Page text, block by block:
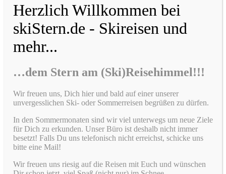
Herzlich Willkommen bei
skiStern.de - Skireisen und
mehr...
…dem Stern am (Ski)Reisehimmel!!!
Wir freuen uns, Dich hier und bald auf einer unserer
unvergesslichen Ski- oder Sommerreisen begrüßen zu dürfen.
In den Sommermonaten sind wir viel unterwegs um neue Ziele
für Dich zu erkunden. Unser Büro ist deshalb nicht immer
besetzt! Falls Du uns telefonisch nicht erreichst, schicke uns
bitte eine Mail!
Wir freuen uns riesig auf die Reisen mit Euch und wünschen